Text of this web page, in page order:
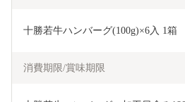
十勝若牛ハンバーグ(100g)×6入 1箱
消費期限/賞味期限